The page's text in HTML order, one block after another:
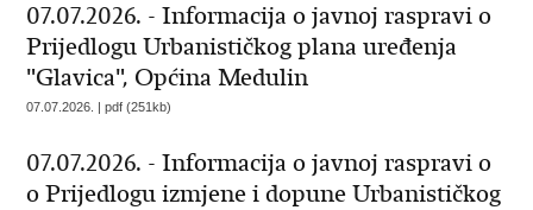
07.07.2026. - Informacija o javnoj raspravi o
Prijedlogu Urbanističkog plana uređenja
"Glavica", Općina Medulin
07.07.2026. | pdf (251kb)
07.07.2026. - Informacija o javnoj raspravi o
o Prijedlogu izmjene i dopune Urbanističkog